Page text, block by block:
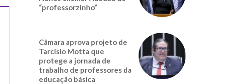
“professorzinho”
Câmara aprova projeto de
Tarcísio Motta que
protege a jornada de
trabalho de professores da
educação básica